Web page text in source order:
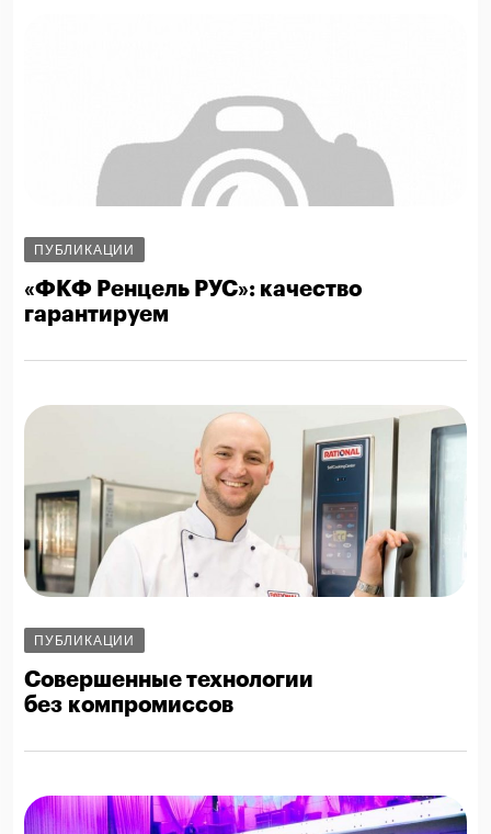
ПУБЛИКАЦИИ
«ФКФ Ренцель РУС»: качество
гарантируем
ПУБЛИКАЦИИ
Совершенные технологии
без компромиссов